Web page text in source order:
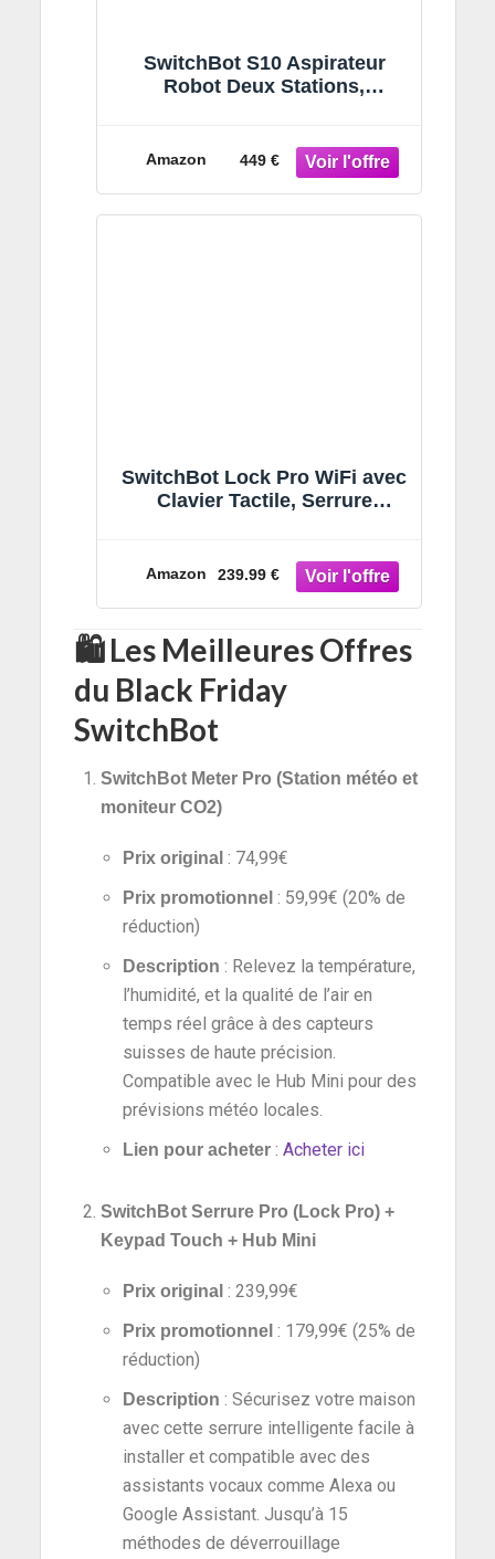
SwitchBot S10 Aspirateur
Robot Deux Stations,
Mop, Levage et Auto-Lavage
des Serpillières, Aspiration
Amazon 449 €
SwitchBot Lock Pro WiFi avec
Clavier Tactile, Serrure
Votre Cylindre Existant,
Compatible avec Matter, Alexa
Amazon 239.99 €
🛍️Les Meilleures Offres
du Black Friday
SwitchBot
SwitchBot Meter Pro (Station météo et
moniteur CO2)
Prix original : 74,99€
Prix promotionnel : 59,99€ (20% de
réduction)
Description : Relevez la température,
l’humidité, et la qualité de l’air en
temps réel grâce à des capteurs
suisses de haute précision.
Compatible avec le Hub Mini pour des
prévisions météo locales.
Lien pour acheter: Acheter ici
SwitchBot Serrure Pro (Lock Pro) +
Keypad Touch + Hub Mini
Prix original : 239,99€
Prix promotionnel : 179,99€ (25% de
réduction)
Description : Sécurisez votre maison
avec cette serrure intelligente facile à
installer et compatible avec des
assistants vocaux comme Alexa ou
Google Assistant. Jusqu’à 15
méthodes de déverrouillage